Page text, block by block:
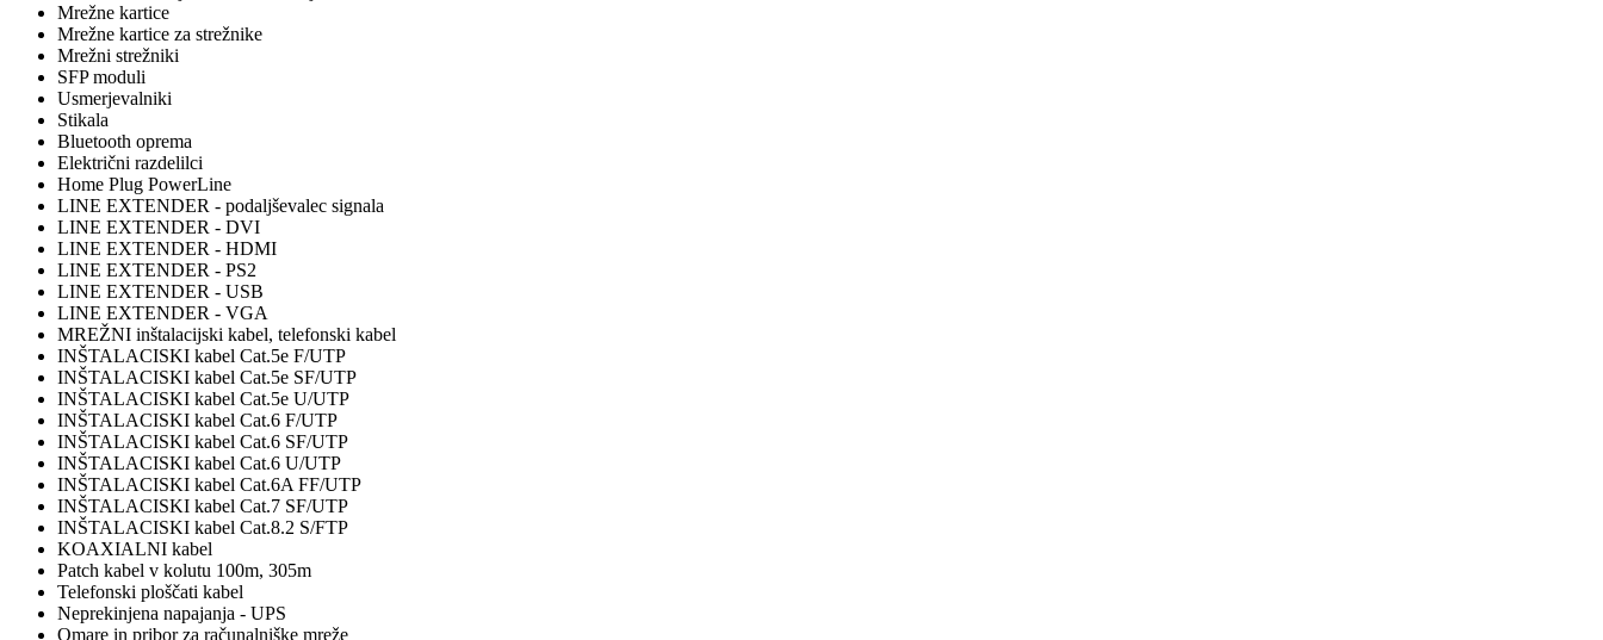
Mrežne kartice
Mrežne kartice za strežnike
Mrežni strežniki
SFP moduli
Usmerjevalniki
Stikala
Bluetooth oprema
Električni razdelilci
Home Plug PowerLine
LINE EXTENDER - podaljševalec signala
LINE EXTENDER - DVI
LINE EXTENDER - HDMI
LINE EXTENDER - PS2
LINE EXTENDER - USB
LINE EXTENDER - VGA
MREŽNI inštalacijski kabel, telefonski kabel
INŠTALACISKI kabel Cat.5e F/UTP
INŠTALACISKI kabel Cat.5e SF/UTP
INŠTALACISKI kabel Cat.5e U/UTP
INŠTALACISKI kabel Cat.6 F/UTP
INŠTALACISKI kabel Cat.6 SF/UTP
INŠTALACISKI kabel Cat.6 U/UTP
INŠTALACISKI kabel Cat.6A FF/UTP
INŠTALACISKI kabel Cat.7 SF/UTP
INŠTALACISKI kabel Cat.8.2 S/FTP
KOAXIALNI kabel
Patch kabel v kolutu 100m, 305m
Telefonski ploščati kabel
Neprekinjena napajanja - UPS
Omare in pribor za računalniške mreže